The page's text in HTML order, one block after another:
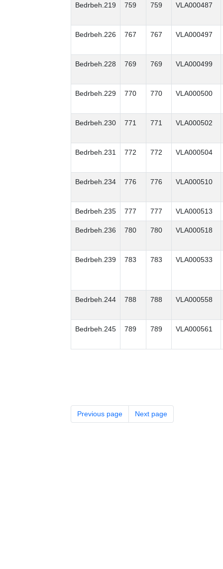
Bedrbeh.219 759 759 VLA000487
Bedrbeh.226 767 767 VLA000497
Bedrbeh.228 769 769 VLA000499
Bedrbeh.229 770 770 VLA000500
Bedrbeh.230 771 771 VLA000502
Bedrbeh.231 772 772 VLA000504
Bedrbeh.234 776 776 VLA000510
Bedrbeh.235 777 777 VLA000513
Bedrbeh.236 780 780 VLA000518
Bedrbeh.239 783 783 VLA000533
Bedrbeh.244 788 788 VLA000558
Bedrbeh.245 789 789 VLA000561
Previous page Next page